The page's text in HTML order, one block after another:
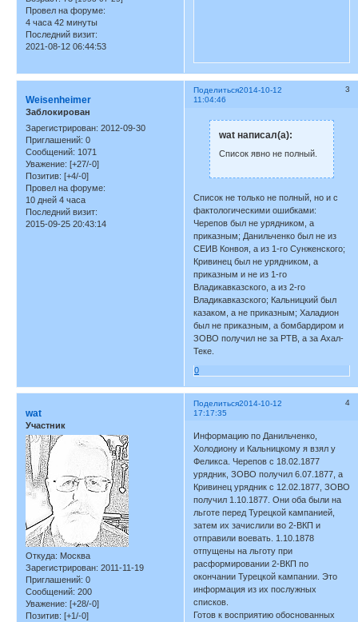
Провел на форуме:
4 часа 42 минуты
Последний визит:
2021-08-12 06:44:53
Поделиться 3
2014-10-12
11:04:46
Weisenheimer
Заблокирован
Зарегистрирован: 2012-09-30
Приглашений: 0
Сообщений: 1071
Уважение: [+27/-0]
Позитив: [+4/-0]
Провел на форуме:
10 дней 4 часа
Последний визит:
2015-09-25 20:43:14
wat написал(а):
Список явно не полный.
Список не только не полный, но и с
фактологическими ошибками:
Черепов был не урядником, а
приказным; Данильченко был не из
СЕИВ Конвоя, а из 1-го Сунженского;
Кривинец был не урядником, а
приказным и не из 1-го
Владикавказского, а из 2-го
Владикавказского; Кальницкий был
казаком, а не приказным; Халадион
был не приказным, а бомбардиром и
ЗОВО получил не за РТВ, а за Ахал-
Теке.
0
Поделиться 4
2014-10-12
17:17:35
wat
Участник
Откуда: Москва
Зарегистрирован: 2011-11-19
Приглашений: 0
Сообщений: 200
Уважение: [+28/-0]
Позитив: [+1/-0]
Информацию по Данильченко,
Холодиону и Кальницкому я взял у
Феликса. Черепов с 18.02.1877
урядник, ЗОВО получил 6.07.1877, а
Кривинец урядник с 12.02.1877, ЗОВО
получил 1.10.1877. Они оба были на
льготе перед Турецкой кампанией,
затем их зачислили во 2-ВКП и
отправили воевать. 1.10.1878
отпущены на льготу при
расформировании 2-ВКП по
окончании Турецкой кампании. Это
информация из их послужных
списков.
Готов к восприятию обоснованных